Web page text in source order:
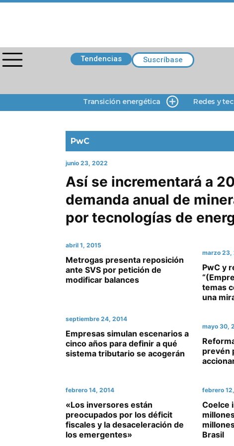
Tendencias Suscríbase
Transición energética Redes y
PwC
junio 23, 2022
Así se incrementará a
demanda anual de
por tecnologías de
abril 1, 2015
Metrogas presenta reposición
ante SVS por petición de
modificar balances
marzo 23,
PwC y
temas
una
septiembre 24, 2014
Empresas simulan escenarios a
cinco años para definir a qué
sistema tributario se acogerán
mayo 30,
prevén
febrero 14, 2014
«Los inversores están
preocupados por los déficit
fiscales y la desaceleración de
los emergentes»
febrero
Coelce
Brasil